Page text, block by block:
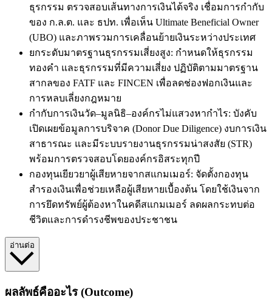
ธุรกรรม ตรวจสอบเส้นทางการเงินได้จริง เชื่อมการกำกับ
ของ ก.ล.ต. และ ธปท. เพื่อเห็น Ultimate Beneficial Owner
(UBO) และภาพรวมการเคลื่อนย้ายเงินระหว่างประเทศ
ยกระดับมาตรฐานธุรกรรมเสี่ยงสูง: กำหนดให้ธุรกรรม
ทองคำ และธุรกรรมที่มีความเสี่ยง ปฏิบัติตามมาตรฐาน
สากลของ FATF และ FINCEN เพื่อลดช่องฟอกเงินและ
การหลบเลี่ยงกฎหมาย
กำกับการเงินวัด–มูลนิธิ–องค์กรไม่แสวงหากำไร: บังคับ
เปิดเผยข้อมูลการบริจาค (Donor Due Diligence) งบการเงิน
สาธารณะ และมีระบบรายงานธุรกรรมน่าสงสัย (STR)
พร้อมการตรวจสอบโดยองค์กรอิสระทุกปี
กองทุนเยียวยาผู้เสียหายจากสแกมเมอร์: จัดตั้งกองทุน
สำรองเงินเพื่อช่วยเหลือผู้เสียหายเบื้องต้น โดยใช้เงินจาก
การยึดทรัพย์ผู้ต้องหาในคดีสแกมเมอร์ ลดผลกระทบต่อ
ชีวิตและการดำรงชีพของประชาชน
อ่านต่อ
ผลลัพธ์คืออะไร (Outcome)